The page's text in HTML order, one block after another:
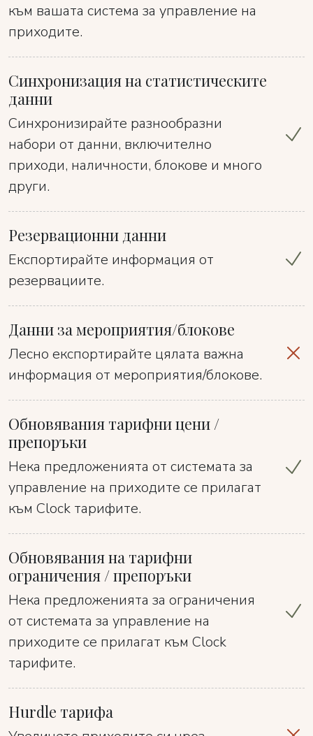
към вашата система за управление на
приходите.
Синхронизация на статистическите
данни
Синхронизирайте разнообразни
набори от данни, включително
приходи, наличности, блокове и много
други.
Резервационни данни
Експортирайте информация от
резервациите.
Данни за мероприятия/блокове
Лесно експортирайте цялата важна
информация от мероприятия/блокове.
Обновявания тарифни цени /
препоръки
Нека предложенията от системата за
управление на приходите се прилагат
към Clock тарифите.
Обновявания на тарифни
ограничения / препоръки
Нека предложенията за ограничения
от системата за управление на
приходите се прилагат към Clock
тарифите.
Hurdle тарифа